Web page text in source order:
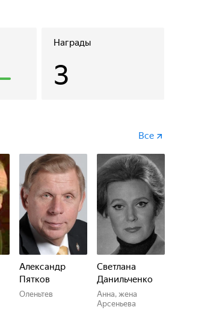
Награды
3
Все
Александр
Пятков
Оленьтев
Светлана
Данильченко
Анна, жена
Арсеньева